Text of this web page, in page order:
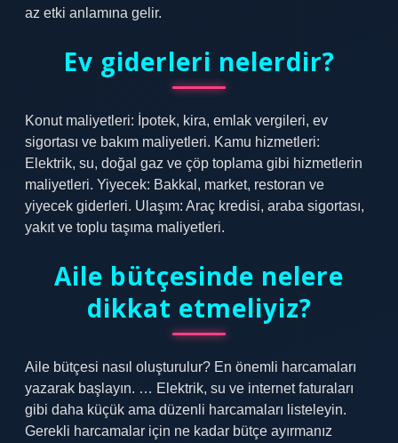
az etki anlamına gelir.
Ev giderleri nelerdir?
Konut maliyetleri: İpotek, kira, emlak vergileri, ev
sigortası ve bakım maliyetleri. Kamu hizmetleri:
Elektrik, su, doğal gaz ve çöp toplama gibi hizmetlerin
maliyetleri. Yiyecek: Bakkal, market, restoran ve
yiyecek giderleri. Ulaşım: Araç kredisi, araba sigortası,
yakıt ve toplu taşıma maliyetleri.
Aile bütçesinde nelere
dikkat etmeliyiz?
Aile bütçesi nasıl oluşturulur? En önemli harcamaları
yazarak başlayın. … Elektrik, su ve internet faturaları
gibi daha küçük ama düzenli harcamaları listeleyin.
Gerekli harcamalar için ne kadar bütçe ayırmanız